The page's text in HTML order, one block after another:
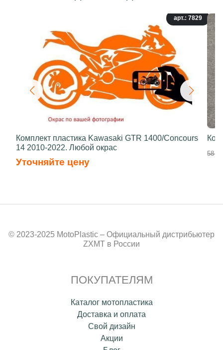
арт.: 7829
Комплект пластика Kawasaki GTR 1400/Concours
14 2010-2022. Любой окрас
Уточняйте цену
58
© 2023-2025 MotoPlastic – Официальный дистрибьютер
ZXMT в России
ПОКУПАТЕЛЯМ
Каталог мотопластика
Доставка и оплата
Свой дизайн
Акции